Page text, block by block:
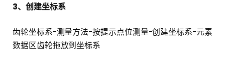
3、创建坐标系
齿轮坐标系-测量方法-按提示点位测量-创建坐标系-元素
数据区齿轮拖放到坐标系